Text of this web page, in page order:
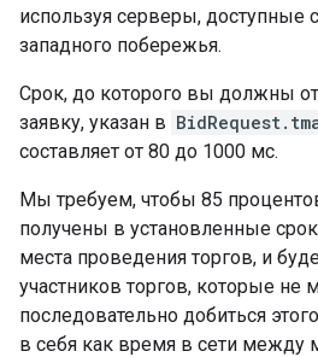
используя серверы, доступные
западного побережья.
Срок, до которого вы должны
заявку, указан в
составляет от 80 до 1000 мс.
Мы требуем, чтобы 85
получены в установленные
места проведения торгов, и
участников торгов, которые не
последовательно добиться
в себя как время в сети между